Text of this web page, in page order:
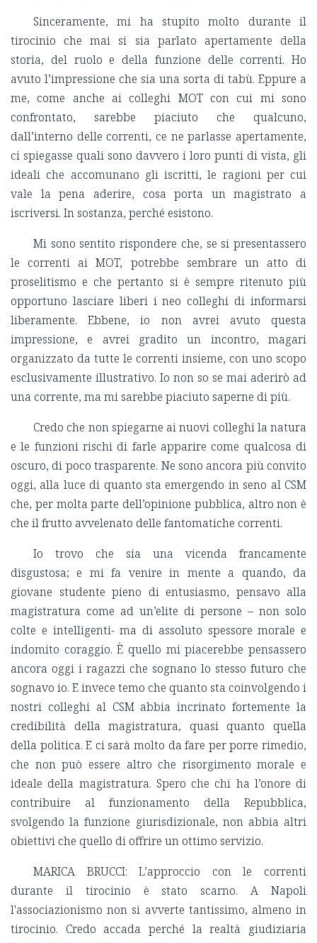
Sinceramente, mi ha stupito molto durante il
tirocinio che mai si sia parlato apertamente della
storia, del ruolo e della funzione delle correnti. Ho
avuto l’impressione che sia una sorta di tabù. Eppure a
me, come anche ai colleghi MOT con cui mi sono
confrontato, sarebbe piaciuto che qualcuno,
dall’interno delle correnti, ce ne parlasse apertamente,
ci spiegasse quali sono davvero i loro punti di vista, gli
ideali che accomunano gli iscritti, le ragioni per cui
vale la pena aderire, cosa porta un magistrato a
iscriversi. In sostanza, perché esistono.
Mi sono sentito rispondere che, se si presentassero
le correnti ai MOT, potrebbe sembrare un atto di
proselitismo e che pertanto si è sempre ritenuto più
opportuno lasciare liberi i neo colleghi di informarsi
liberamente. Ebbene, io non avrei avuto questa
impressione, e avrei gradito un incontro, magari
organizzato da tutte le correnti insieme, con uno scopo
esclusivamente illustrativo. Io non so se mai aderirò ad
una corrente, ma mi sarebbe piaciuto saperne di più.
Credo che non spiegarne ai nuovi colleghi la natura
e le funzioni rischi di farle apparire come qualcosa di
oscuro, di poco trasparente. Ne sono ancora più convito
oggi, alla luce di quanto sta emergendo in seno al CSM
che, per molta parte dell’opinione pubblica, altro non è
che il frutto avvelenato delle fantomatiche correnti.
Io trovo che sia una vicenda francamente
disgustosa; e mi fa venire in mente a quando, da
giovane studente pieno di entusiasmo, pensavo alla
magistratura come ad un’elite di persone – non solo
colte e intelligenti- ma di assoluto spessore morale e
indomito coraggio. È quello mi piacerebbe pensassero
ancora oggi i ragazzi che sognano lo stesso futuro che
sognavo io. E invece temo che quanto sta coinvolgendo i
nostri colleghi al CSM abbia incrinato fortemente la
credibilità della magistratura, quasi quanto quella
della politica. E ci sarà molto da fare per porre rimedio,
che non può essere altro che risorgimento morale e
ideale della magistratura. Spero che chi ha l’onore di
contribuire al funzionamento della Repubblica,
svolgendo la funzione giurisdizionale, non abbia altri
obiettivi che quello di offrire un ottimo servizio.
MARICA BRUCCI: L’approccio con le correnti
durante il tirocinio è stato scarno. A Napoli
l'associazionismo non si avverte tantissimo, almeno in
tirocinio. Credo accada perché la realtà giudiziaria